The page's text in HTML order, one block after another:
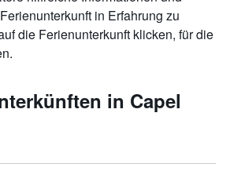
in Erfahrung zu
die Ferienunterkunft klicken, für die
in Capel